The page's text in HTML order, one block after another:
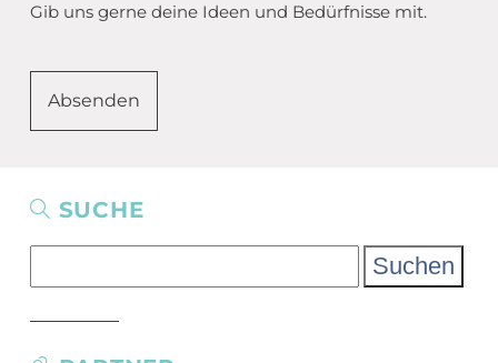
Gib uns gerne deine Ideen und Bedürfnisse mit.
SUCHE